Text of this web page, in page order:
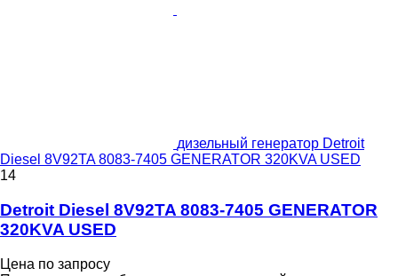
дизельный генератор Detroit
Diesel 8V92TA 8083-7405 GENERATOR 320KVA USED
14
Detroit Diesel 8V92TA 8083-7405 GENERATOR
320KVA USED
Цена по запросу